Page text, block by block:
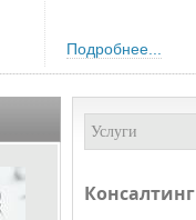
Подробнее...
Услуги
Консалтинг